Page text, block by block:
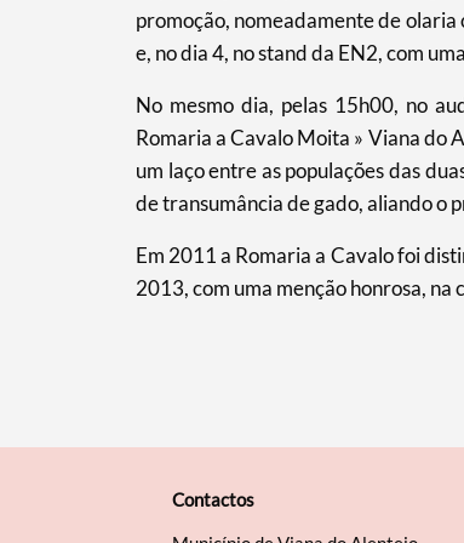
Filtros
promoção, nomeadamente de
e, no dia 4, no stand da EN2, com
No mesmo dia, pelas 15h00, no
Romaria a Cavalo Moita » Viana do
um laço entre as populações das
de transumância de gado, aliando o
Em 2011 a Romaria a Cavalo foi
2013, com uma menção honrosa, na
Contactos